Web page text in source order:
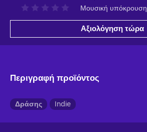
Μουσική υπόκρουση
Αξιολόγηση τώρα
Περιγραφή προϊόντος
Δράσης Indie